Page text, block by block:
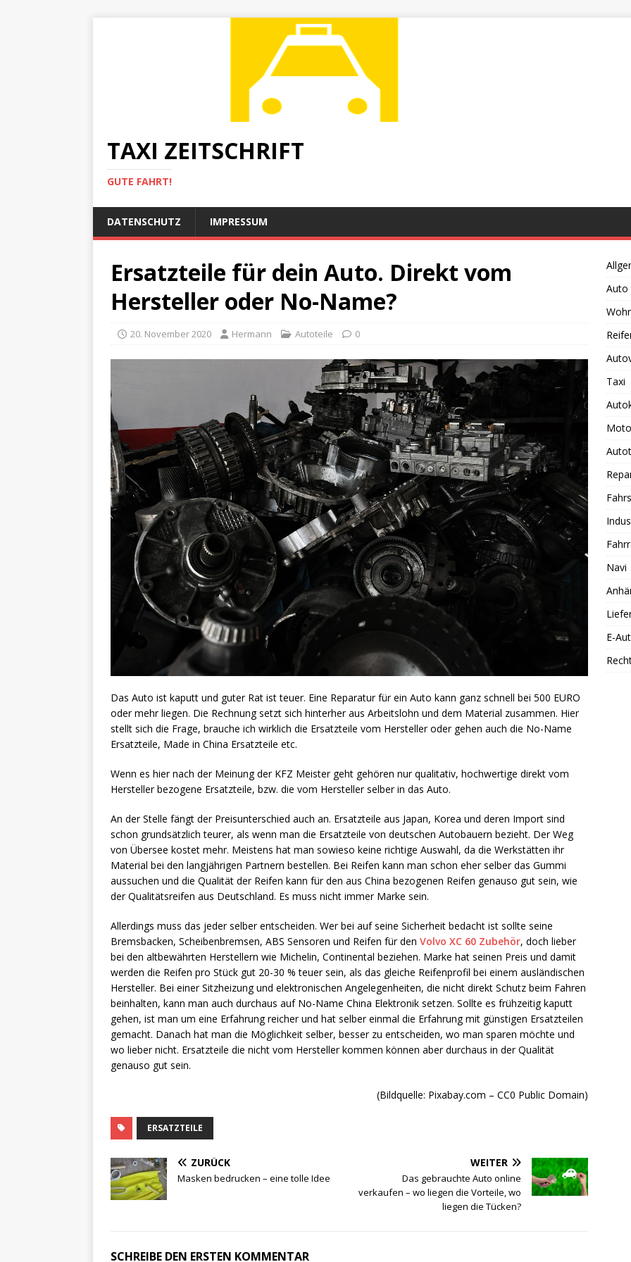
TAXI ZEITSCHRIFT
GUTE FAHRT!
DATENSCHUTZ IMPRESSUM
Ersatzteile für dein Auto. Direkt vom
Hersteller oder No-Name?
20. November 2020 Hermann Autoteile 0
Das Auto ist kaputt und guter Rat ist teuer. Eine Reparatur für ein Auto kann ganz schnell bei 500 EURO
oder mehr liegen. Die Rechnung setzt sich hinterher aus Arbeitslohn und dem Material zusammen. Hier
stellt sich die Frage, brauche ich wirklich die Ersatzteile vom Hersteller oder gehen auch die No-Name
Ersatzteile, Made in China Ersatzteile etc.
Wenn es hier nach der Meinung der KFZ Meister geht gehören nur qualitativ, hochwertige direkt vom
Hersteller bezogene Ersatzteile, bzw. die vom Hersteller selber in das Auto.
An der Stelle fängt der Preisunterschied auch an. Ersatzteile aus Japan, Korea und deren Import sind
schon grundsätzlich teurer, als wenn man die Ersatzteile von deutschen Autobauern bezieht. Der Weg
von Übersee kostet mehr. Meistens hat man sowieso keine richtige Auswahl, da die Werkstätten ihr
Material bei den langjährigen Partnern bestellen. Bei Reifen kann man schon eher selber das Gummi
aussuchen und die Qualität der Reifen kann für den aus China bezogenen Reifen genauso gut sein, wie
der Qualitätsreifen aus Deutschland. Es muss nicht immer Marke sein.
Allerdings muss das jeder selber entscheiden. Wer bei auf seine Sicherheit bedacht ist sollte seine
Bremsbacken, Scheibenbremsen, ABS Sensoren und Reifen für den Volvo XC 60 Zubehör, doch lieber
bei den altbewährten Herstellern wie Michelin, Continental beziehen. Marke hat seinen Preis und damit
werden die Reifen pro Stück gut 20-30 % teuer sein, als das gleiche Reifenprofil bei einem ausländischen
Hersteller. Bei einer Sitzheizung und elektronischen Angelegenheiten, die nicht direkt Schutz beim Fahren
beinhalten, kann man auch durchaus auf No-Name China Elektronik setzen. Sollte es frühzeitig kaputt
gehen, ist man um eine Erfahrung reicher und hat selber einmal die Erfahrung mit günstigen Ersatzteilen
gemacht. Danach hat man die Möglichkeit selber, besser zu entscheiden, wo man sparen möchte und
wo lieber nicht. Ersatzteile die nicht vom Hersteller kommen können aber durchaus in der Qualität
genauso gut sein.
(Bildquelle: Pixabay.com – CC0 Public Domain)
ERSATZTEILE
ZURÜCK
Masken bedrucken – eine tolle Idee
WEITER
Das gebrauchte Auto online
verkaufen – wo liegen die Vorteile, wo
liegen die Tücken?
SCHREIBE DEN ERSTEN KOMMENTAR
Auto
Taxi
Navi
E-